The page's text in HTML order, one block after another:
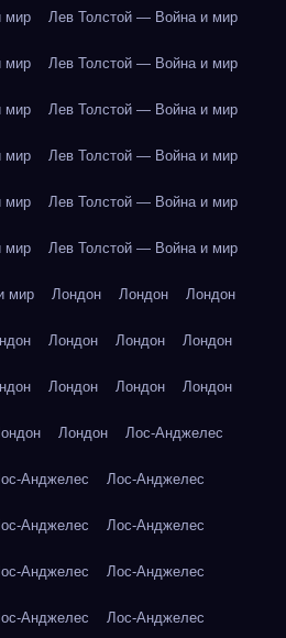
мир Лев Толстой — Война и мир
мир Лев Толстой — Война и мир
мир Лев Толстой — Война и мир
мир Лев Толстой — Война и мир
мир Лев Толстой — Война и мир
мир Лев Толстой — Война и мир
мир Лондон Лондон Лондон
Лондон Лондон Лондон
Лондон Лондон Лондон
Лондон Лос-Анджелес
Анджелес Лос-Анджелес
Анджелес Лос-Анджелес
Анджелес Лос-Анджелес
Анджелес Лос-Анджелес